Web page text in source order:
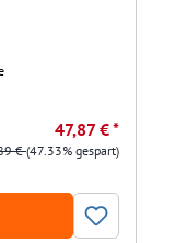
47,87 € *
€(47.33% gespart)